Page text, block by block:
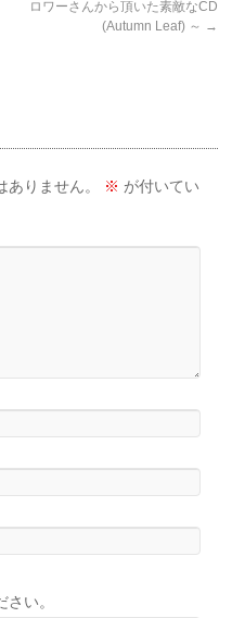
ロワーさんから頂いた素敵なCD
(Autumn Leaf) ～ →
りません。 ※ が付いてい
い。